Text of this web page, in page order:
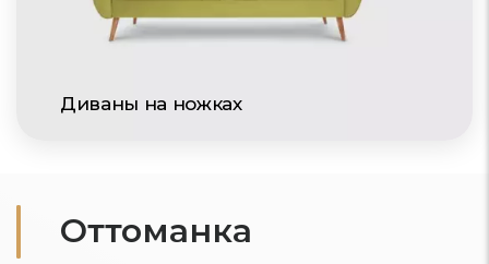
Диваны на ножках
Оттоманка